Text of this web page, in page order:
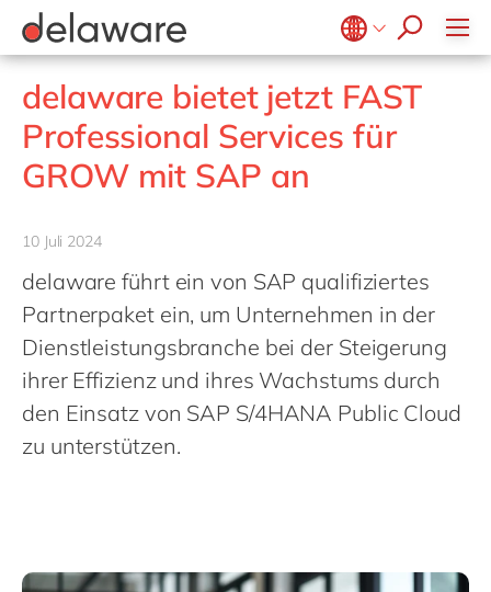
Belgium en
fr
Brazil
China
France
Luxembourg
Malaysia
Morocco
en
Netherlands
Switzerland
en
Sicherheitsdruck
FAST Mill Products Solution
OpenText
Benefits
CSR
delaware bietet jetzt FAST
Professional Services für
GROW mit SAP an
10 Juli 2024
delaware führt ein von SAP qualifiziertes
Partnerpaket ein, um Unternehmen in der
Dienstleistungsbranche bei der Steigerung
ihrer Effizienz und ihres Wachstums durch
den Einsatz von SAP S/4HANA Public Cloud
zu unterstützen.